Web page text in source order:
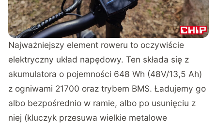
Najważniejszy element roweru to oczywiście
elektryczny układ napędowy. Ten składa się z
akumulatora o pojemności 648 Wh (48V/13,5 Ah)
z ogniwami 21700 oraz trybem BMS. Ładujemy go
albo bezpośrednio w ramie, albo po usunięciu z
niej (kluczyk przesuwa wielkie metalowe